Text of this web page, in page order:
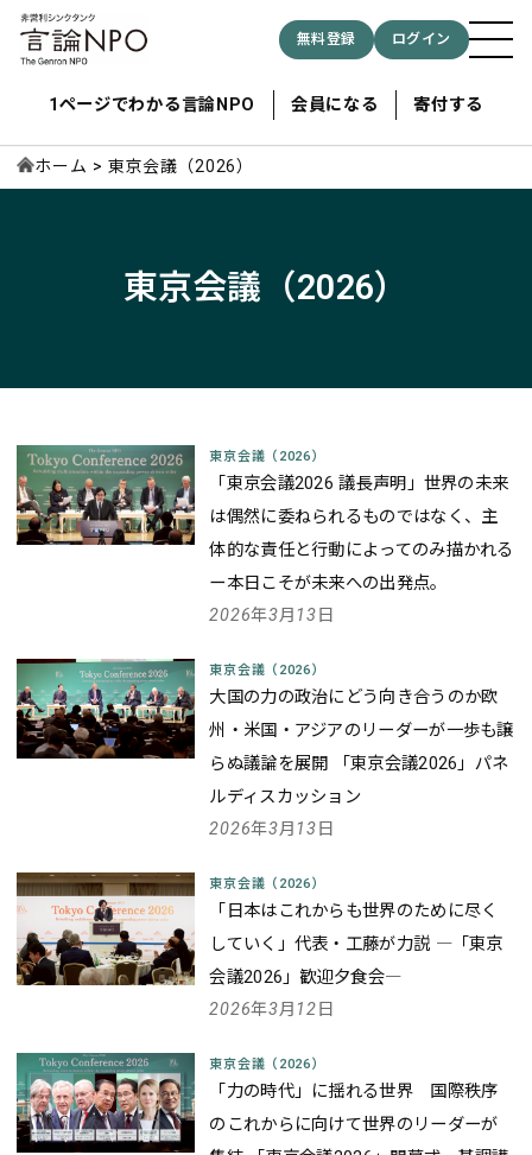
無料登録 ログイン
1ページでわかる言論NPO 会員になる 寄付する
ホーム 東京会議（2026）
東京会議（2026）
東京会議（2026）
「東京会議2026 議長声明」世界の未来
は偶然に委ねられるものではなく、主
体的な責任と行動によってのみ描かれる
ー本日こそが未来への出発点。
2026年3月13日
東京会議（2026）
大国の力の政治にどう向き合うのか――欧
州・米国・アジアのリーダーが一歩も譲
らぬ議論を展開 「東京会議2026」パネ
ルディスカッション
2026年3月13日
東京会議（2026）
「日本はこれからも世界のために尽く
していく」代表・工藤が力説 ―「東京
会議2026」歓迎夕食会―
2026年3月12日
東京会議（2026）
「力の時代」に揺れる世界 国際秩序
のこれからに向けて世界のリーダーが